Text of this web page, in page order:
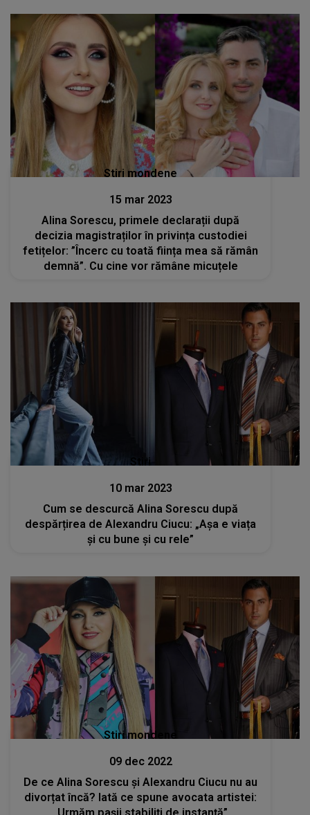
Stiri mondene
15 mar 2023
Alina Sorescu, primele declarații după
decizia magistraților în privința custodiei
fetițelor: ”Încerc cu toată ființa mea să rămân
demnă”. Cu cine vor rămâne micuțele
Stiri
10 mar 2023
Cum se descurcă Alina Sorescu după
despărțirea de Alexandru Ciucu: „Așa e viața
și cu bune și cu rele”
Stiri mondene
09 dec 2022
De ce Alina Sorescu și Alexandru Ciucu nu au
divorțat încă? Iată ce spune avocata artistei: